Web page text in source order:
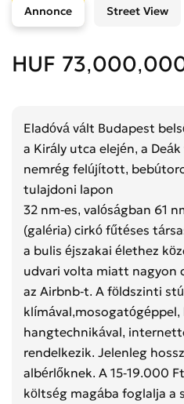
Annonce Street View
HUF
Eladóvá vált Budapest
a Király utca elején, a
nemrég felújított,
tulajdoni lapon
32 nm-es, valóságban 61
(galéria) cirkó fűtéses
a bulis éjszakai élethez
udvari volta miatt nagyon
az Airbnb-t. A földszinti
hangtechnikával,
rendelkezik. Jelenleg
albérlőknek. A 15-19.000
költség magába foglalja a